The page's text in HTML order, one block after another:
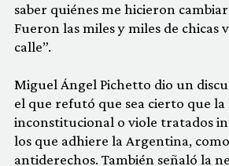
saber quiénes me hicieron
Fueron las miles y miles de chicas
calle”.
Miguel Ángel Pichetto dio un
el que refutó que sea cierto que la
inconstitucional o viole tratados
los que adhiere la Argentina,
antiderechos. También señaló la